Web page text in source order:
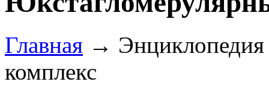
Главная →
комплекс